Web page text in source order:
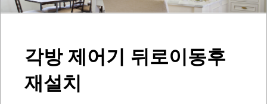
각방 제어기 뒤로이동후
재설치